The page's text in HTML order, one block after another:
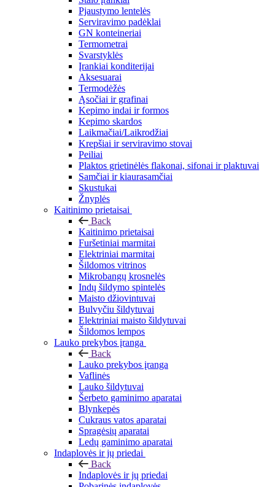
Pjaustymo lentelės
Serviravimo padėklai
GN konteineriai
Termometrai
Svarstyklės
Įrankiai konditerijai
Aksesuarai
Termodėžės
Ąsočiai ir grafinai
Kepimo indai ir formos
Kepimo skardos
Laikmačiai/Laikrodžiai
Krepšiai ir serviravimo stovai
Peiliai
Plaktos grietinėlės flakonai, sifonai ir plaktuvai
Samčiai ir kiaurasamčiai
Skustukai
Žnyplės
Kaitinimo prietaisai
Back
Kaitinimo prietaisai
Furšetiniai marmitai
Elektriniai marmitai
Šildomos vitrinos
Mikrobangų krosnelės
Indų šildymo spintelės
Maisto džiovintuvai
Bulvyčiu šildytuvai
Elektriniai maisto šildytuvai
Šildomos lempos
Lauko prekybos įranga
Back
Lauko prekybos įranga
Vaflinės
Lauko šildytuvai
Šerbeto gaminimo aparatai
Blynkepės
Cukraus vatos aparatai
Spragėsių aparatai
Ledų gaminimo aparatai
Indaplovės ir jų priedai
Back
Indaplovės ir jų priedai